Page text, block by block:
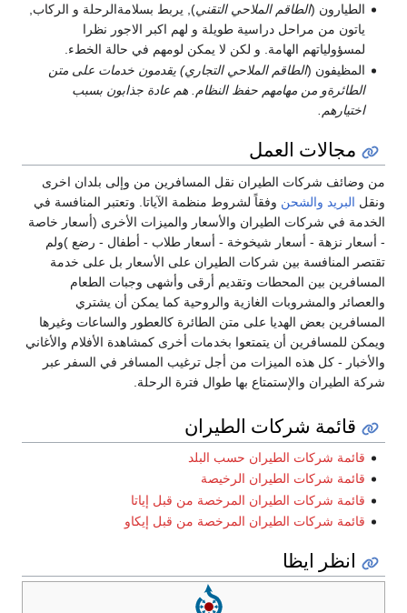
الطيارون (الطاقم الملاحي التقني), يربط بسلامةالرحلة و الركاب,
ياتون من مراحل دراسية طويلة و لهم اكبر الاجور نظرا
لمسؤولياتهم الهامة. و لكن لا يمكن لومهم في حالة الخطء.
المظيفون (الطاقم الملاحي التجاري) يقدمون خدمات على متن
الطائرةو من مهامهم حفظ النظام. هم عادة جذابون بسبب
اختيارهم.
مجالات العمل
من وضائف شركات الطيران نقل المسافرين من وإلى بلدان اخرى
ونقل البريد والشحن وفقاً لشروط منظمة الآياتا. وتعتبر المنافسة في
الخدمة في شركات الطيران والأسعار والميزات الأخرى (أسعار خاصة
- أسعار نزهة - أسعار شيخوخة - أسعار طلاب - أطفال - رضع )ولم
تقتصر المنافسة بين شركات الطيران على الأسعار بل على خدمة
المسافرين بين المحطات وتقديم أرقى وأشهى وجبات الطعام
والعصائر والمشروبات الغازية والروحية كما يمكن أن يشتري
المسافرين بعض الهديا على متن الطائرة كالعطور والساعات وغيرها
ويمكن للمسافرين أن يتمتعوا بخدمات أخرى كمشاهدة الأفلام والأغاني
والأخبار - كل هذه الميزات من أجل ترغيب المسافر في السفر عبر
شركة الطيران والإستمتاع بها طوال فترة الرحلة.
قائمة شركات الطيران
قائمة شركات الطيران حسب البلد
قائمة شركات الطيران الرخيصة
قائمة شركات الطيران المرخصة من قبل إياتا
قائمة شركات الطيران المرخصة من قبل إيكاو
انظر ايظا